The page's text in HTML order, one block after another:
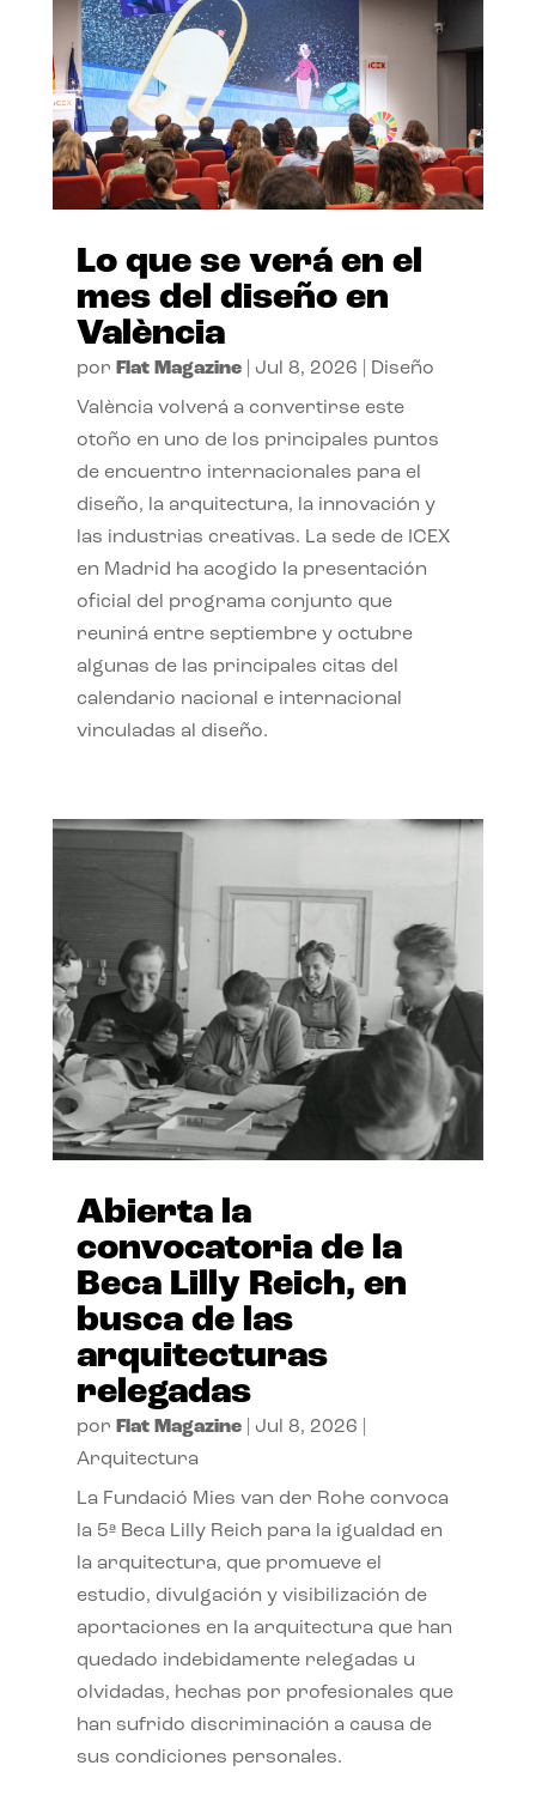
Lo que se verá en el
mes del diseño en
València
por Flat Magazine| Jul 8, 2026 Diseño
València volverá a convertirse este
otoño en uno de los principales puntos
de encuentro internacionales para el
diseño, la arquitectura, la innovación y
las industrias creativas. La sede de ICEX
en Madrid ha acogido la presentación
oficial del programa conjunto que
reunirá entre septiembre y octubre
algunas de las principales citas del
calendario nacional e internacional
vinculadas al diseño.
Abierta la
convocatoria de la
Beca Lilly Reich, en
busca de las
arquitecturas
relegadas
por Flat Magazine| Jul 8, 2026
Arquitectura
La Fundació Mies van der Rohe convoca
la 5ª Beca Lilly Reich para la igualdad en
la arquitectura, que promueve el
estudio, divulgación y visibilización de
aportaciones en la arquitectura que han
quedado indebidamente relegadas u
olvidadas, hechas por profesionales que
han sufrido discriminación a causa de
sus condiciones personales.